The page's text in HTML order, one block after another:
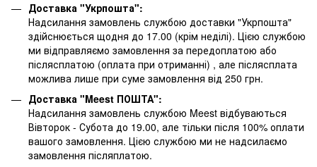
Доставка "Укрпошта":
Надсилання замовлень службою доставки "Укрпошта"
здійснюється щодня до 17.00 (крім неділі). Цією службою
ми відправляємо замовлення за передоплатою або
післясплатою (оплата при отриманні) , але післясплата
можлива лише при суме замовлення від 250 грн.
Доставка "Meest ПОШТА":
Надсилання замовлень службою Meest відбуваються
Вівторок - Субота до 19.00, але тільки після 100% оплати
вашого замовлення. Цією службою ми не надсилаємо
замовлення післяплатою.